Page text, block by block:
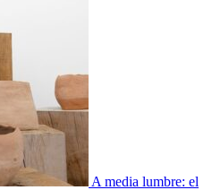
A media lumbre: el